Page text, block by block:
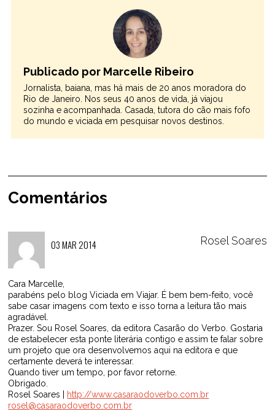
Publicado por Marcelle Ribeiro
Jornalista, baiana, mas há mais de 20 anos moradora do
Rio de Janeiro. Nos seus 40 anos de vida, já viajou
sozinha e acompanhada. Casada, tutora do cão mais fofo
do mundo e viciada em pesquisar novos destinos.
Comentários
Rosel Soares
03 MAR 2014
Cara Marcelle,
parabéns pelo blog Viciada em Viajar. É bem bem-feito, você
sabe casar imagens com texto e isso torna a leitura tão mais
agradável.
Prazer. Sou Rosel Soares, da editora Casarão do Verbo. Gostaria
de estabelecer esta ponte literária contigo e assim te falar sobre
um projeto que ora desenvolvemos aqui na editora e que
certamente deverá te interessar.
Quando tiver um tempo, por favor retorne.
Obrigado.
Rosel Soares |
http://www.casaraodoverbo.com.br
rosel@casaraodoverbo.com.br